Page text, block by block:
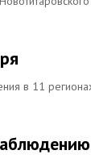
в 11